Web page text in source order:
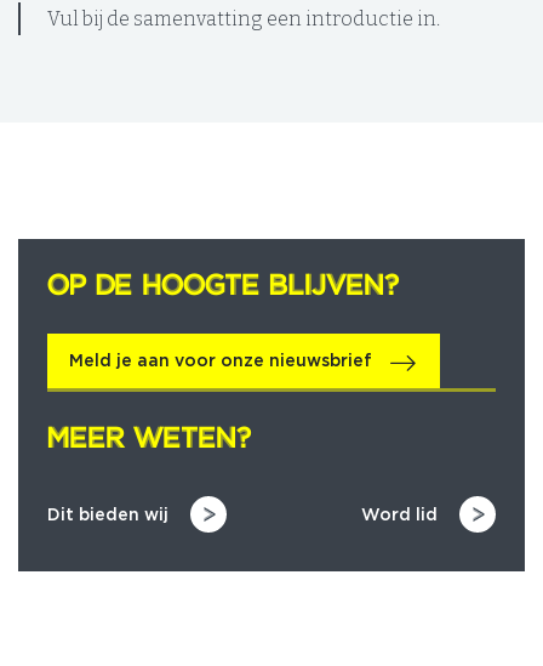
Vul bij de samenvatting een introductie in.
OP DE HOOGTE BLIJVEN?
OP DE HOOGTE BLIJVEN?
Meld je aan voor onze nieuwsbrief
MEER WETEN?
MEER WETEN?
Dit bieden wij Word lid